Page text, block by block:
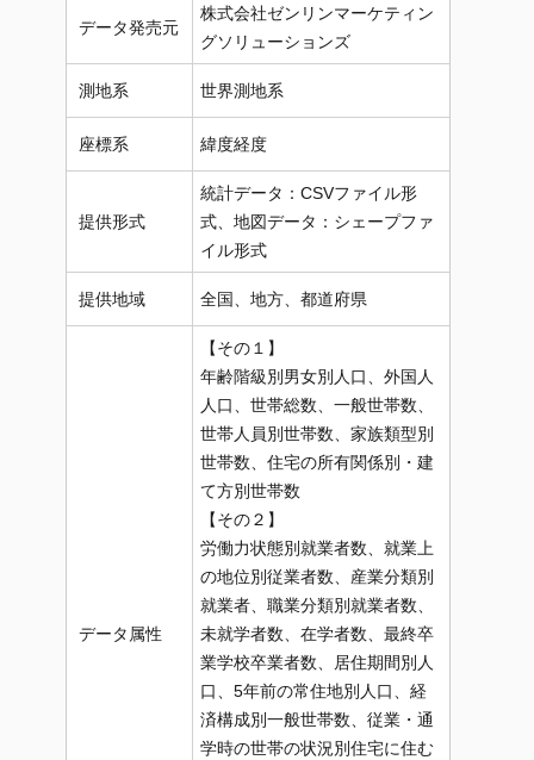
データ発売元
株式会社ゼンリンマーケティン
グソリューションズ
測地系 世界測地系
座標系 緯度経度
提供形式
統計データ：CSVファイル形
式、地図データ：シェープファ
イル形式
提供地域 全国、地方、都道府県
データ属性
【その１】
年齢階級別男女別人口、外国人
人口、世帯総数、一般世帯数、
世帯人員別世帯数、家族類型別
世帯数、住宅の所有関係別・建
て方別世帯数
【その２】
労働力状態別就業者数、就業上
の地位別従業者数、産業分類別
就業者、職業分類別就業者数、
未就学者数、在学者数、最終卒
業学校卒業者数、居住期間別人
口、5年前の常住地別人口、経
済構成別一般世帯数、従業・通
学時の世帯の状況別住宅に住む